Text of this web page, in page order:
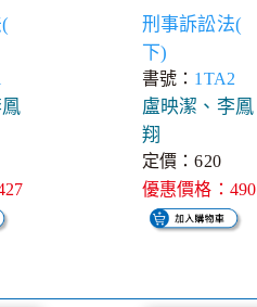
刑事訴訟法(
下)
書號： 1TA2
盧映潔、李鳳
翔
定價：620
優惠價格：490